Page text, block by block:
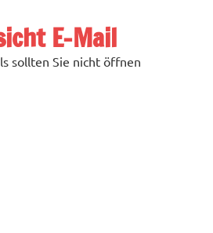
E-Mail
sollten Sie nicht öffnen